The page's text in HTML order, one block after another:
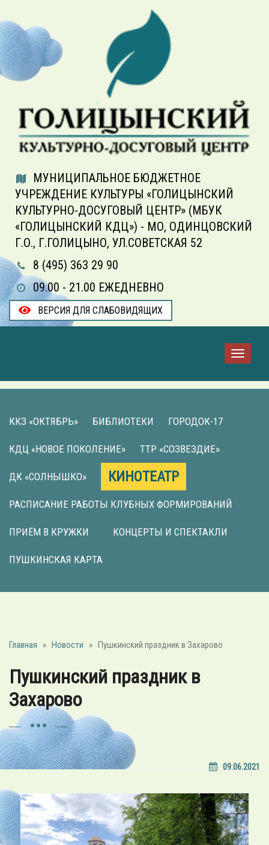
МУНИЦИПАЛЬНОЕ БЮДЖЕТНОЕ
УЧРЕЖДЕНИЕ КУЛЬТУРЫ «ГОЛИЦЫНСКИЙ
КУЛЬТУРНО-ДОСУГОВЫЙ ЦЕНТР» (МБУК
«ГОЛИЦЫНСКИЙ КДЦ») - МО, ОДИНЦОВСКИЙ
Г.О., Г.ГОЛИЦЫНО, УЛ.СОВЕТСКАЯ 52
8 (495) 363 29 90
09.00 - 21.00 ЕЖЕДНЕВНО
ВЕРСИЯ ДЛЯ СЛАБОВИДЯЩИХ
ККЗ «ОКТЯБРЬ» БИБЛИОТЕКИ ГОРОДОК-17
КДЦ «НОВОЕ ПОКОЛЕНИЕ» ТТР «СОЗВЕЗДИЕ»
ДК «СОЛНЫШКО» КИНОТЕАТР
РАСПИСАНИЕ РАБОТЫ КЛУБНЫХ ФОРМИРОВАНИЙ
ПРИЁМ В КРУЖКИ КОНЦЕРТЫ И СПЕКТАКЛИ
ПУШКИНСКАЯ КАРТА
Главная » Новости » Пушкинский праздник в Захарово
Пушкинский праздник в
Захарово
09.06.2021